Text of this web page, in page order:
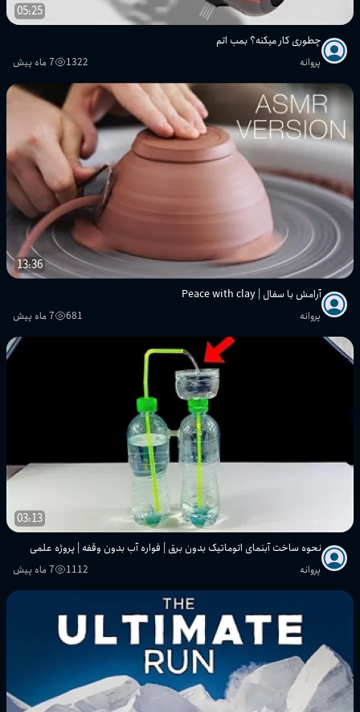
05:25
چطوری کار میکنه؟ بمب اتم
پروانه 1322 7 ماه پیش
13:36
آرامش با سفال | Peace with clay
پروانه 681 7 ماه پیش
03:13
نحوه ساخت آبنمای اتوماتیک بدون برق | فواره آب بدون وقفه | پروژه علمی
پروانه 1112 7 ماه پیش